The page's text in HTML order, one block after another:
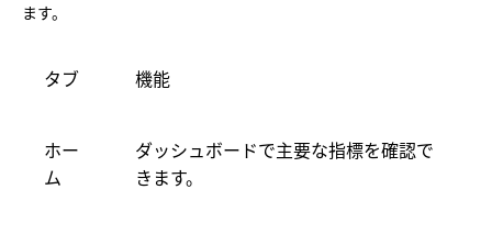
ます。
タブ 機能
ホー
ム
ダッシュボードで主要な指標を確認で
きます。